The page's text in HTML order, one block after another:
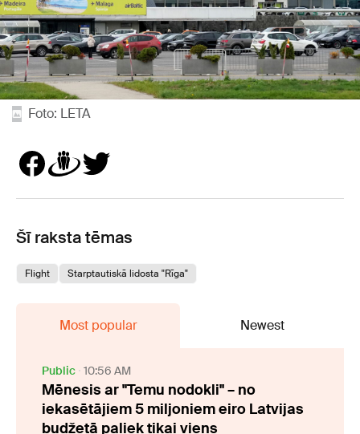
Foto: LETA
Šī raksta tēmas
Flight Starptautiskā lidosta "Rīga"
Most popular Newest
Public 10:56 AM
Mēnesis ar "Temu nodokli" – no
iekasētājiem 5 miljoniem eiro Latvijas
budžetā paliek tikai viens